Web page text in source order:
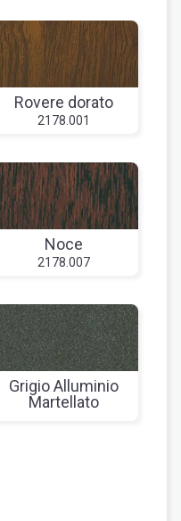
Rovere dorato
2178.001
Noce
2178.007
Grigio Alluminio
Martellato